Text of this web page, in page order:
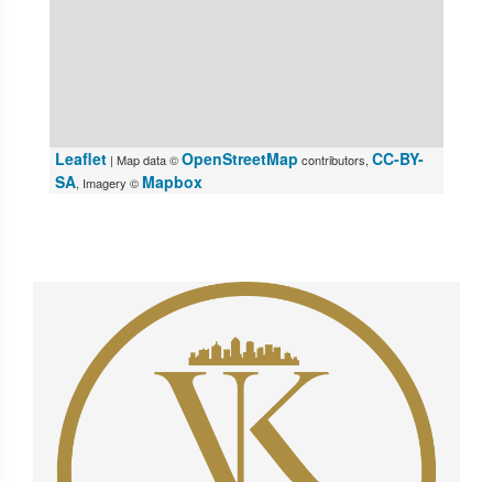
Leaflet | Map data ©OpenStreetMap contributors, CC-BY-
SA, Imagery © Mapbox